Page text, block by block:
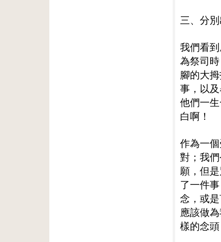
三、分
我們看
為祭司
腳的大
事，以
他們一
白啊！
作為一
對；我
願，但
了一件
念，或
應該做
樣的念